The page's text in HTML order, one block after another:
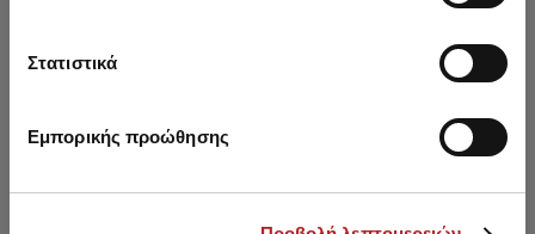
Στατιστικά
Εμπορικής προώθησης